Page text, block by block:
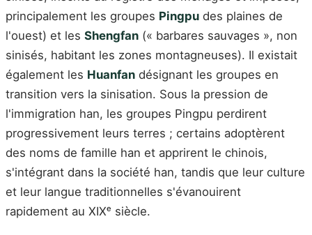
principalement les groupes Pingpu des plaines de
l'ouest) et les Shengfan (« barbares sauvages », non
sinisés, habitant les zones montagneuses). Il existait
également les Huanfan désignant les groupes en
transition vers la sinisation. Sous la pression de
l'immigration han, les groupes Pingpu perdirent
progressivement leurs terres ; certains adoptèrent
des noms de famille han et apprirent le chinois,
s'intégrant dans la société han, tandis que leur culture
et leur langue traditionnelles s'évanouirent
rapidement au XIXᵉ siècle.